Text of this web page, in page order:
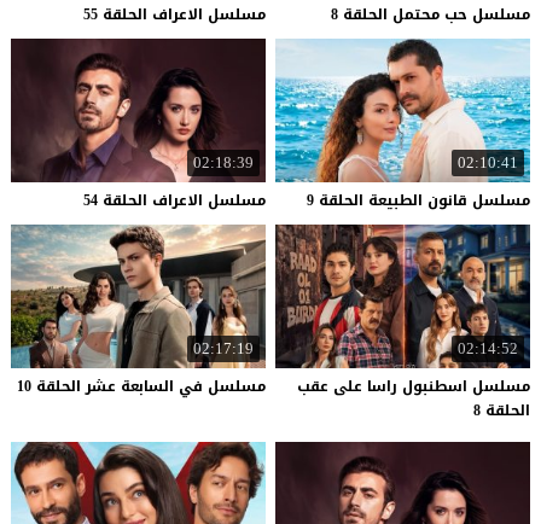
مسلسل حب محتمل الحلقة 8 مسلسل الاعراف الحلقة 55
02:10:41
مسلسل قانون الطبيعة الحلقة 9
02:18:39
مسلسل الاعراف الحلقة 54
02:14:52
مسلسل اسطنبول راسا على عقب
الحلقة 8
02:17:19
مسلسل في السابعة عشر الحلقة 10